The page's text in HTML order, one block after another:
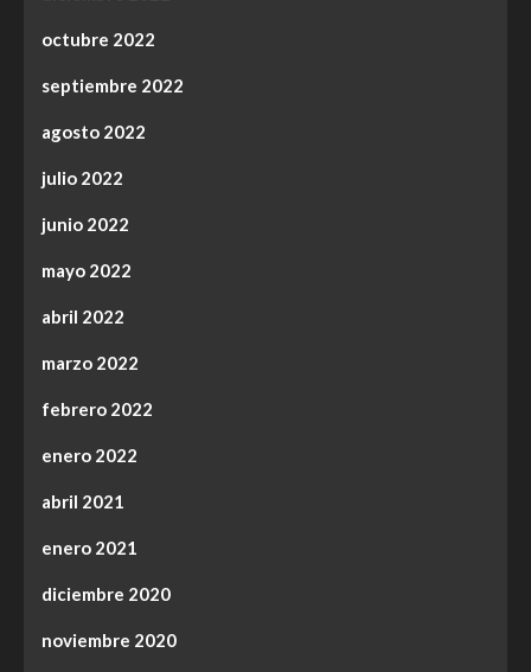
octubre 2022
septiembre 2022
agosto 2022
julio 2022
junio 2022
mayo 2022
abril 2022
marzo 2022
febrero 2022
enero 2022
abril 2021
enero 2021
diciembre 2020
noviembre 2020